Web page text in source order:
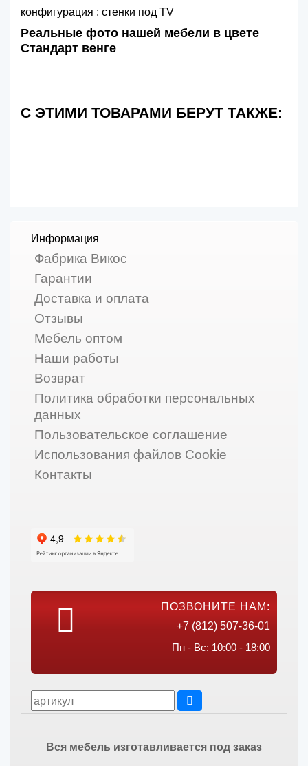
конфигурация : cтенки под TV
Реальные фото нашей мебели в цвете
Стандарт венге
С ЭТИМИ ТОВАРАМИ БЕРУТ ТАКЖЕ:
Информация
Фабрика Викос
Гарантии
Доставка и оплата
Отзывы
Мебель оптом
Наши работы
Возврат
Политика обработки персональных
данных
Пользовательское соглашение
Использования файлов Cookie
Контакты
ПОЗВОНИТЕ НАМ:
+7 (812) 507-36-01
Пн - Вс: 10:00 - 18:00
Вся мебель изготавливается под заказ